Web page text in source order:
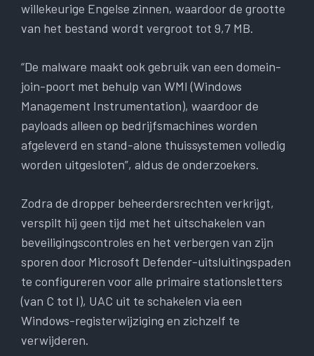
willekeurige Engelse zinnen, waardoor de grootte
van het bestand wordt vergroot tot 9,7 MB.
“De malware maakt ook gebruik van een domein-
join-poort met behulp van WMI (Windows
Management Instrumentation), waardoor de
payloads alleen op bedrijfsmachines worden
afgeleverd en stand-alone thuissystemen volledig
worden uitgesloten”, aldus de onderzoekers.
Zodra de dropper beheerdersrechten verkrijgt,
verspilt hij geen tijd met het uitschakelen van
beveiligingscontroles en het verbergen van zijn
sporen door Microsoft Defender-uitsluitingspaden
te configureren voor alle primaire stationsletters
(van C tot I), UAC uit te schakelen via een
Windows-registerwijziging en zichzelf te
verwijderen.